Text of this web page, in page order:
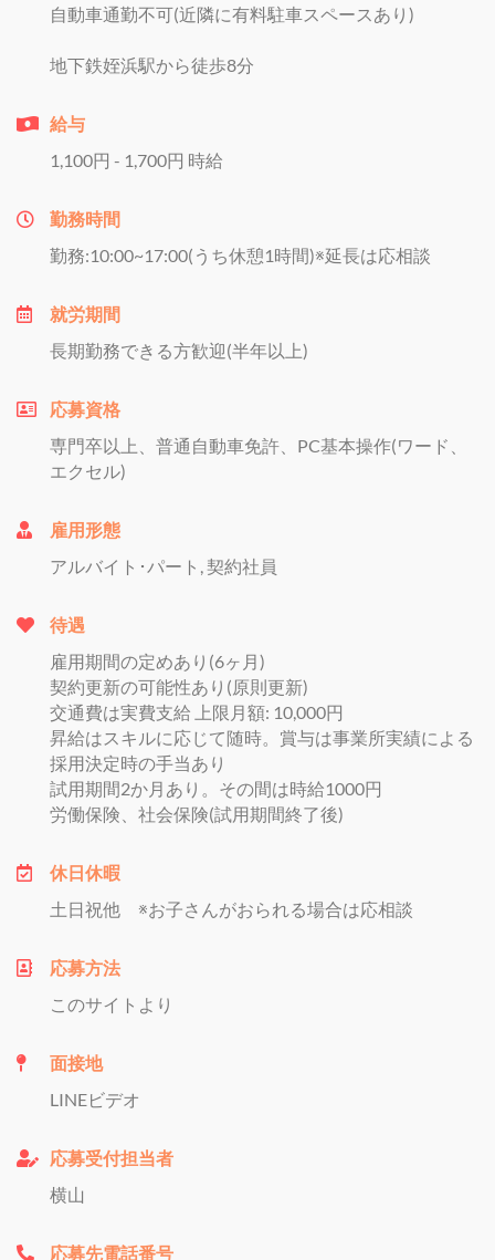
自動車通勤不可(近隣に有料駐車スペースあり)
地下鉄姪浜駅から徒歩8分
給与
1,100円 - 1,700円 時給
勤務時間
勤務:10:00~17:00(うち休憩1時間)※延長は応相談
就労期間
長期勤務できる方歓迎(半年以上)
応募資格
専門卒以上、普通自動車免許、PC基本操作(ワード、
エクセル)
雇用形態
アルバイト･パート, 契約社員
待遇
雇用期間の定めあり(6ヶ月)
契約更新の可能性あり(原則更新)
交通費は実費支給 上限月額: 10,000円
昇給はスキルに応じて随時。賞与は事業所実績による
採用決定時の手当あり
試用期間2か月あり。その間は時給1000円
労働保険、社会保険(試用期間終了後)
休日休暇
土日祝他 ※お子さんがおられる場合は応相談
応募方法
このサイトより
面接地
LINEビデオ
応募受付担当者
横山
応募先電話番号